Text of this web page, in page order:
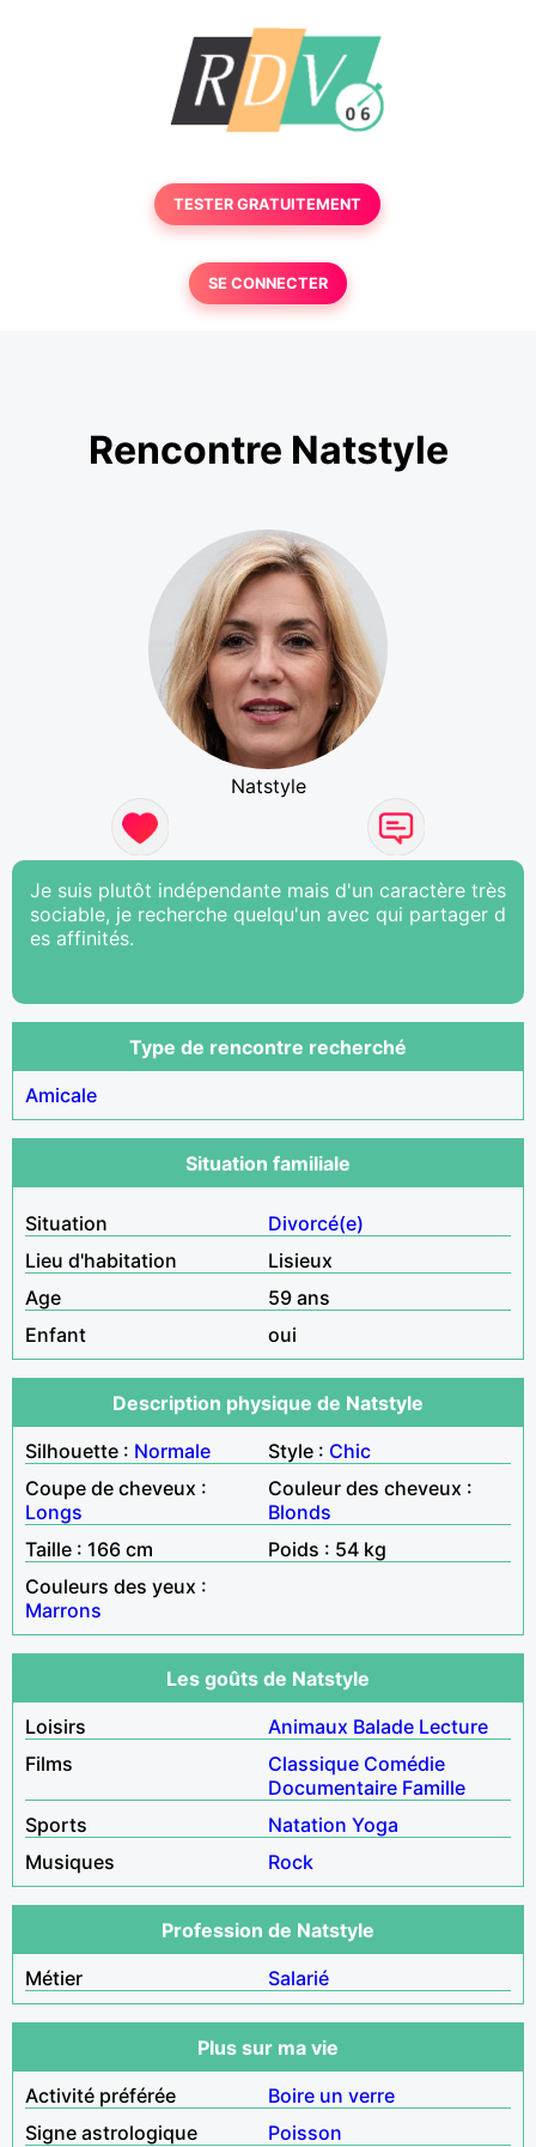
TESTER GRATUITEMENT
SE CONNECTER
Rencontre Natstyle
Natstyle
Je suis plutôt indépendante mais d'un caractère très
sociable, je recherche quelqu'un avec qui partager d
es affinités.
Type de rencontre recherché
Amicale
Situation familiale
Situation
Divorcé(e)
Lieu d'habitation
Lisieux
Age
59 ans
Enfant
oui
Description physique de Natstyle
Silhouette : Normale Style : Chic
Coupe de cheveux :
Longs
Couleur des cheveux :
Blonds
Taille : 166 cm
Poids : 54 kg
Couleurs des yeux :
Marrons
Les goûts de Natstyle
Loisirs
Animaux Balade Lecture
Films
Classique Comédie
Documentaire Famille
Sports
Natation Yoga
Musiques
Rock
Profession de Natstyle
Métier
Salarié
Plus sur ma vie
Activité préférée
Boire un verre
Signe astrologique
Poisson